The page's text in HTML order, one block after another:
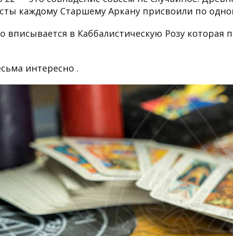
каждому Старшему Аркану присвоили по
вписывается в Каббалистическую Розу которая
интересно .